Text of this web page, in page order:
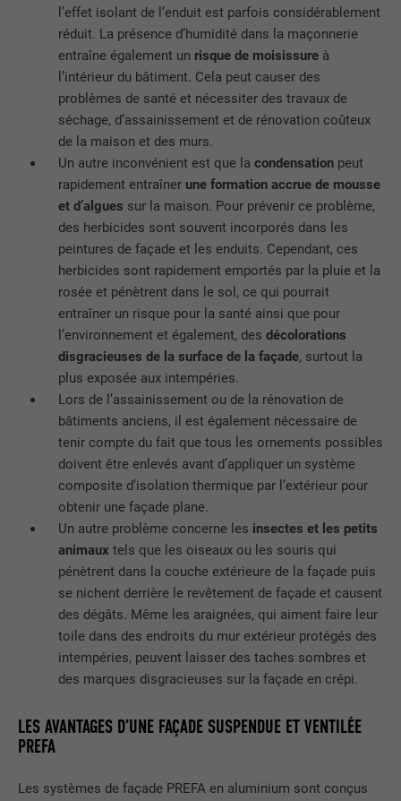
l’effet isolant de l’enduit est parfois considérablement
réduit. La présence d’humidité dans la maçonnerie
entraîne également un risque de moisissureà
l’intérieur du bâtiment. Cela peut causer des
problèmes de santé et nécessiter des travaux de
séchage, d’assainissement et de rénovation coûteux
de la maison et des murs.
Un autre inconvénient est que la condensation peut
rapidement entraîner une formation accrue de mousse
et d’algues sur la maison. Pour prévenir ce problème,
des herbicides sont souvent incorporés dans les
peintures de façade et les enduits. Cependant, ces
herbicides sont rapidement emportés par la pluie et la
rosée et pénètrent dans le sol, ce qui pourrait
entraîner un risque pour la santé ainsi que pour
l’environnement et également, des décolorations
disgracieuses de la surface de la façade, surtout la
plus exposée aux intempéries.
Lors de l’assainissement ou de la rénovation de
bâtiments anciens, il est également nécessaire de
tenir compte du fait que tous les ornements possibles
doivent être enlevés avant d’appliquer un système
composite d’isolation thermique par l’extérieur pour
obtenir une façade plane.
Un autre problème concerne les insectes et les petits
animaux tels que les oiseaux ou les souris qui
pénètrent dans la couche extérieure de la façade puis
se nichent derrière le revêtement de façade et causent
des dégâts. Même les araignées, qui aiment faire leur
toile dans des endroits du mur extérieur protégés des
intempéries, peuvent laisser des taches sombres et
des marques disgracieuses sur la façade en crépi.
LES AVANTAGES D’UNE FAÇADE SUSPENDUE ET VENTILÉE
PREFA
Les systèmes de façade PREFA en aluminium sont conçus
UTILITÉ Cookie identificateur de navigateur
NOM li_sugr
FOURNISSEUR LinkedIn
UTILITÉ
NOM GPS
FOURNISSEUR YouTube
EXPIRATION 1 jour
UTILITÉ
Enregistre un identifiant unique sur les
appareils mobiles afin de permettre un
suivi se basant sur une localisation GPS
géographique.
VISITOR_INFO1_LIVE
FOURNISSEUR YouTube
EXPIRATION 179 jours
UTILITÉ Mesure de la bande passante YouTube
NOM YSC
FOURNISSEUR YouTube